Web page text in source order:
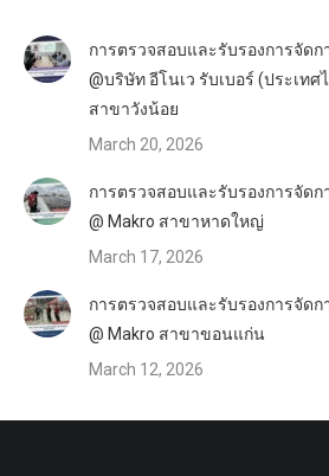
การตรวจสอบและรับรองการจัดก
@บริษัท อีโนเว รับเบอร์ (ประเท
สาขาวังน้อย
March 20, 2026
การตรวจสอบและรับรองการจัดก
@ Makro สาขาหาดใหญ่
March 17, 2026
การตรวจสอบและรับรองการจัดก
@ Makro สาขาขอนแก่น
March 12, 2026